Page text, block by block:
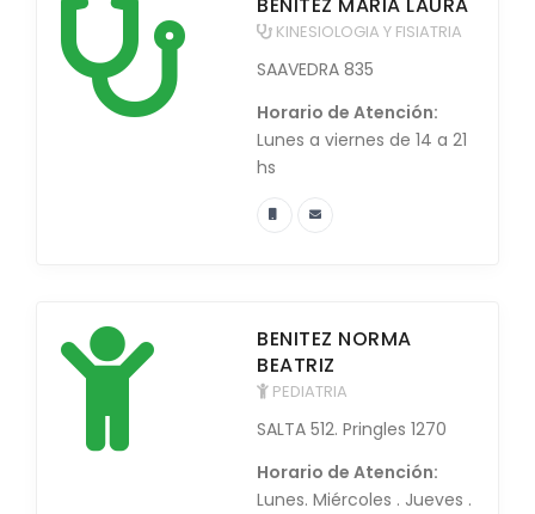
KINESIOLOGIA Y FISIATRIA
SAAVEDRA 835
Horario de Atención:
Lunes a viernes de 14 a 21
hs
BENITEZ NORMA
BEATRIZ
PEDIATRIA
SALTA 512. Pringles 1270
Horario de Atención:
Lunes. Miércoles . Jueves .